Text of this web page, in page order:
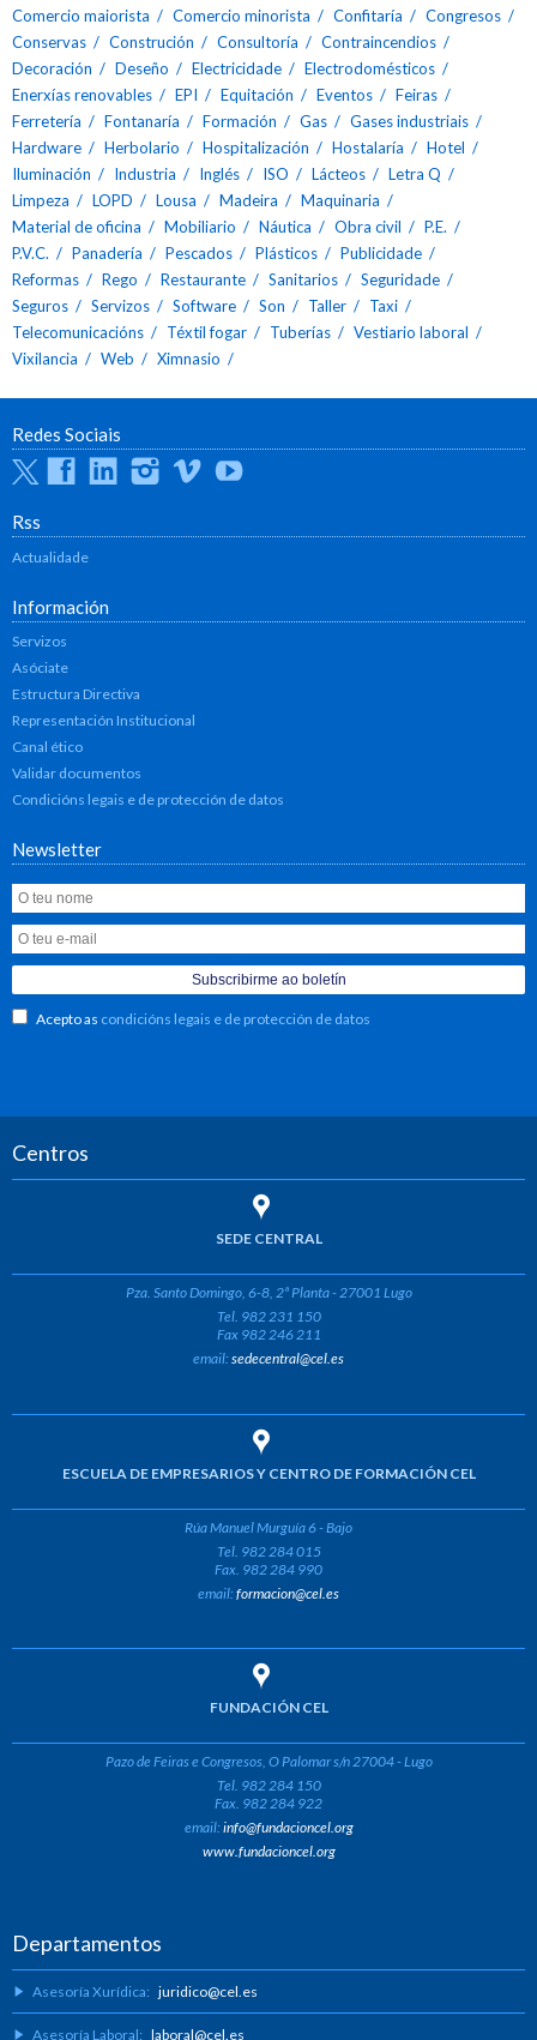
Comercio maiorista
Comercio minorista Confitaría
Congresos
Conservas
Construción Consultoría
Contraincendios
Decoración
Deseño Electricidade
Electrodomésticos
Enerxías renovables
EPI Equitación Eventos
Feiras
Ferretería
Fontanaría Formación Gas
Gases industriais
Hardware
Herbolario Hospitalización Hostalaría
Hotel
Iluminación
Industria Inglés ISO Lácteos
Letra Q
Limpeza
LOPD Lousa Madeira
Maquinaria
Material de oficina
Mobiliario Náutica Obra civil
P.E.
P.V.C.
Panadería Pescados Plásticos
Publicidade
Reformas
Rego Restaurante Sanitarios
Seguridade
Seguros
Servizos Software Son Taller
Taxi
Telecomunicacións
Téxtil fogar Tuberías
Vestiario laboral
Vixilancia
Web Ximnasio
Redes Sociais
TwitterFacebookLinkedinInstagram
Vimeo
Rss
Actualidade
Información
Servizos
Asóciate
Estructura Directiva
Representación Institucional
Canal ético
Validar documentos
Condicións legais e de protección de datos
Newsletter
Acepto as condicións legais e de protección de datos
Centros
SEDE CENTRAL
Pza. Santo Domingo, 6-8, 2ª Planta - 27001 Lugo
Tel. 982 231 150
Fax 982 246 211
email:sedecentral@cel.es
ESCUELA DE EMPRESARIOS Y CENTRO DE FORMACIÓN CEL
Rúa Manuel Murguía 6 - Bajo
Tel. 982 284 015
Fax. 982 284 990
email:formacion@cel.es
FUNDACIÓN CEL
Pazo de Feiras e Congresos, O Palomar s/n 27004 - Lugo
Tel. 982 284 150
Fax. 982 284 922
email:info@fundacioncel.org
www.fundacioncel.org
Departamentos
Asesoría Xurídica: juridico@cel.es
Asesoría Laboral: laboral@cel.es